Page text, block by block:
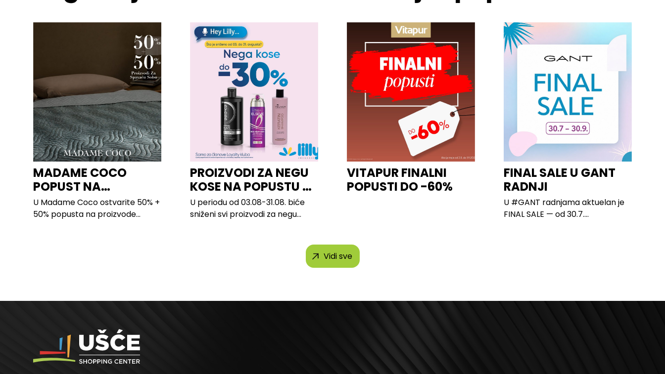
MADAME COCO
POPUST NA
PROIZVODE ZA
SPAVAĆU SOBU
U Madame Coco ostvarite 50% +
50% popusta na proizvode...
PROIZVODI ZA NEGU
KOSE NA POPUSTU U
LILLY
U periodu od 03.08-31.08. biće
sniženi svi proizvodi za negu
VITAPUR FINALNI
POPUSTI DO -60%
FINAL SALE U GANT
RADNJI
U #GANT radnjama aktuelan je
FINAL SALE — od 30.7....
Vidi sve